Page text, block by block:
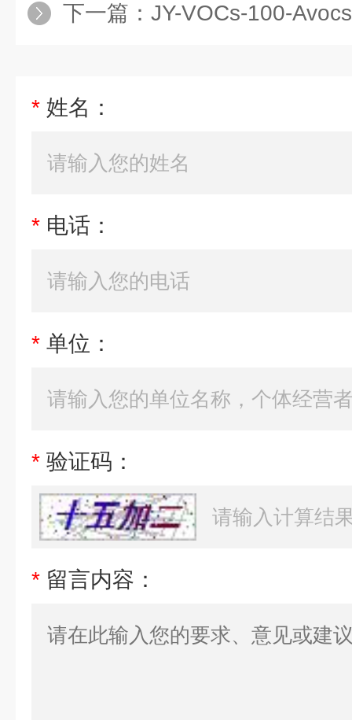
下一篇： JY-VOCs-100-
* 姓名：
* 电话：
* 单位：
* 验证码：
* 留言内容：